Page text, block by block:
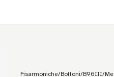
Fisarmoniche/Bottoni/B96III/